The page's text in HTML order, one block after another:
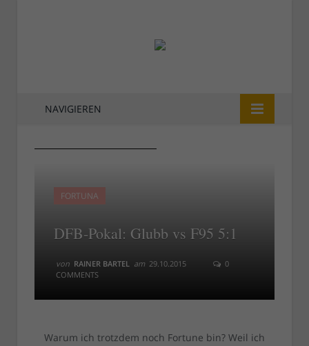
NAVIGIEREN
FORTUNA
DFB-Pokal: Glubb vs F95 5:1
von RAINER BARTEL am 29.10.2015
0
COMMENTS
Warum ich trotzdem noch Fortune bin? Weil ich